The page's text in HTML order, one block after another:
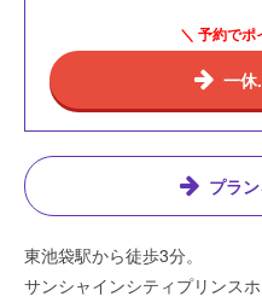
＼ 予約でポ
一
プラ
東池袋駅から徒歩3分。
サンシャインシティプリンス